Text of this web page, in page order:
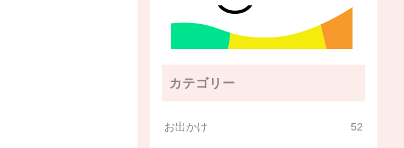
カテゴリー
お出かけ 52